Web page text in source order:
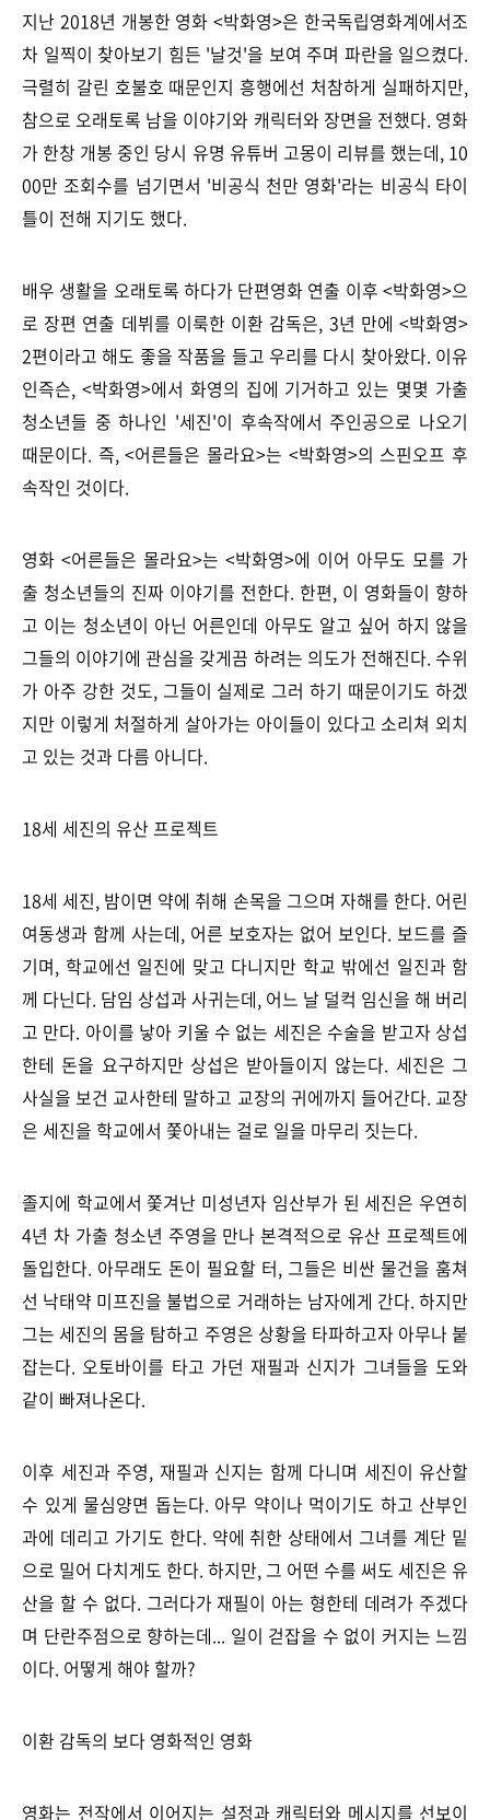
지난 2018년 개봉한 영화 <박화영>은 한국독립영화계에서조
차 일찍이 찾아보기 힘든 '날것'을 보여 주며 파란을 일으켰다.
극렬히 갈린 호불호 때문인지 흥행에선 처참하게 실패하지만,
참으로 오래토록 남을 이야기와 캐릭터와 장면을 전했다. 영화
가 한창 개봉 중인 당시 유명 유튜버 고몽이 리뷰를 했는데, 10
00만 조회수를 넘기면서 '비공식 천만 영화'라는 비공식 타이
틀이 전해 지기도 했다.
배우 생활을 오래토록 하다가 단편영화 연출 이후 <박화영>으
로 장편 연출 데뷔를 이룩한 이환 감독은, 3년 만에 <박화영>
2편이라고 해도 좋을 작품을 들고 우리를 다시 찾아왔다. 이유
인즉슨, <박화영>에서 화영의 집에 기거하고 있는 몇몇 가출
청소년들 중 하나인 '세진'이 후속작에서 주인공으로 나오기
때문이다. 즉,<어른들은 몰라요>는 <박화영>의 스핀오프 후
속작인 것이다.
영화 <어른들은 몰라요>는 <박화영>에 이어 아무도 모를 가
출 청소년들의 진짜 이야기를 전한다. 한편, 이 영화들이 향하
고 이는 청소년이 아닌 어른인데 아무도 알고 싶어 하지 않을
그들의 이야기에 관심을 갖게끔 하려는 의도가 전해진다. 수위
가 아주 강한 것도, 그들이 실제로 그러 하기 때문이기도 하겠
지만 이렇게 처절하게 살아가는 아이들이 있다고 소리쳐 외치
고 있는 것과 다름 아니다.
18세 세진의 유산 프로젝트
18세 세진, 밤이면 약에 취해 손목을 그으며 자해를 한다. 어린
여동생과 함께 사는데, 어른 보호자는 없어 보인다. 보드를 즐
기며, 학교에선 일진에 맞고 다니지만 학교 밖에선 일진과 함
께 다닌다. 담임 상섭과 사귀는데, 어느 날 덜컥 임신을 해 버리
고 만다. 아이를 낳아 키울 수 없는 세진은 수술을 받고자 상섭
한테 돈을 요구하지만 상섭은 받아들이지 않는다. 세진은 그
사실을 보건 교사한테 말하고 교장의 귀에까지 들어간다. 교장
은 세진을 학교에서 쫓아내는 걸로 일을 마무리 짓는다.
졸지에 학교에서 쫓겨난 미성년자 임산부가 된 세진은 우연히
4년 차 가출 청소년 주영을 만나 본격적으로 유산 프로젝트에
돌입한다. 아무래도 돈이 필요할 터, 그들은 비싼 물건을 훔쳐
선 낙태약 미프진을 불법으로 거래하는 남자에게 간다. 하지만
그는 세진의 몸을 탐하고 주영은 상황을 타파하고자 아무나 붙
잡는다. 오토바이를 타고 가던 재필과 신지가 그녀들을 도와
같이 빠져나온다.
이후 세진과 주영, 재필과 신지는 함께 다니며 세진이 유산할
수 있게 물심양면 돕는다. 아무 약이나 먹이기도 하고 산부인
과에 데리고 가기도 한다. 약에 취한 상태에서 그녀를 계단 밑
으로 밀어 다치게도 한다. 하지만, 그 어떤 수를 써도 세진은 유
산을 할 수 없다. 그러다가 재필이 아는 형한테 데려가 주겠다
며 단란주점으로 향하는데... 일이 걷잡을 수 없이 커지는 느낌
이다. 어떻게 해야 할까?
이환 감독의 보다 영화적인 영화
영화는 전작에서 이어지는 설정과 캐릭터와 메시지를 선보이